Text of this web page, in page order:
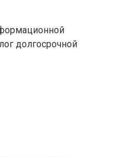
долгосрочной